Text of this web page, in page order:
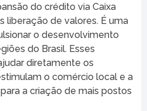
do crédito via Caixa
liberação de valores. É uma
o desenvolvimento
do Brasil. Esses
diretamente os
o comércio local e a
a criação de mais postos